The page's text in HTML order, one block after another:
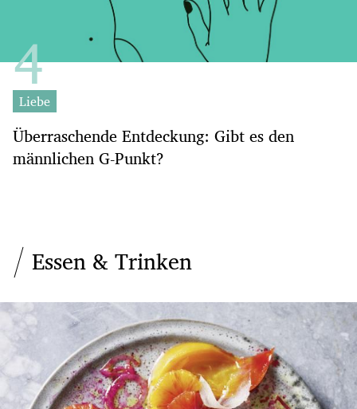
Liebe
Überraschende Entdeckung: Gibt es den
männlichen G-Punkt?
Essen & Trinken